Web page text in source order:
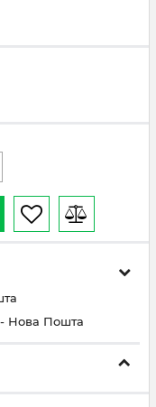
- Нова Пошта